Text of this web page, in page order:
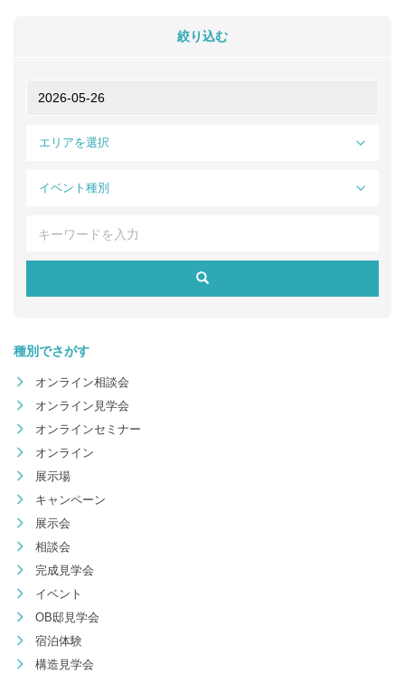
絞り込む
エリアを選択
イベント種別
種別でさがす
オンライン相談会
オンライン見学会
オンラインセミナー
オンライン
展示場
キャンペーン
展示会
相談会
完成見学会
イベント
OB邸見学会
宿泊体験
構造見学会